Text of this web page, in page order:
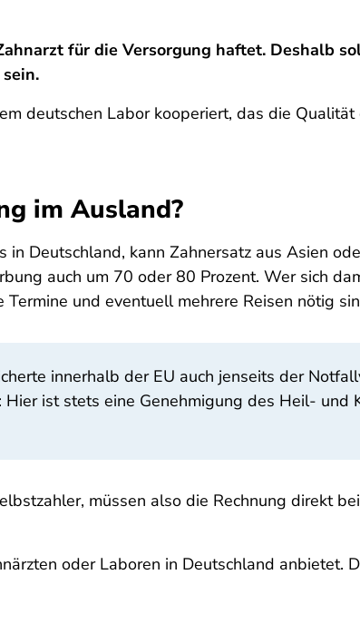
für die Versorgung haftet. Deshalb
deutschen Labor kooperiert, das die
im Ausland?
Deutschland, kann Zahnersatz aus Asien
auch um 70 oder 80 Prozent. Wer sich
und eventuell mehrere Reisen nötig
innerhalb der EU auch jenseits der
ist stets eine Genehmigung des Heil- und
müssen also die Rechnung direkt
oder Laboren in Deutschland anbietet.